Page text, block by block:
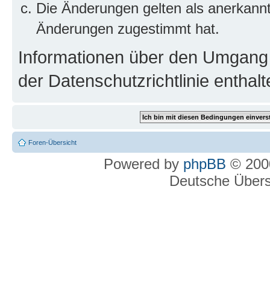
Die Änderungen gelten als
Änderungen zugestimmt hat.
Informationen über den
der Datenschutzrichtlinie
Foren-Übersicht
Powered by phpBB ©
Deutsche